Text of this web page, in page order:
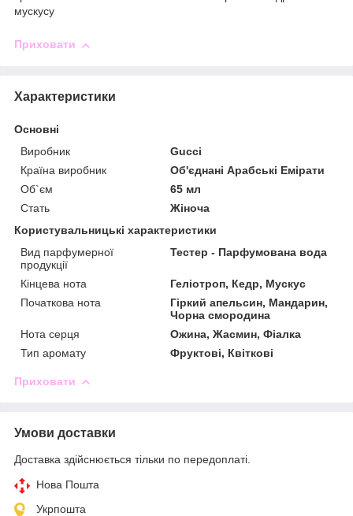
мускусу
Приховати
Характеристики
Основні
Виробник
Gucci
Країна виробник
Об'єднані Арабські Емірати
Об`єм
65 мл
Стать
Жіноча
Користувальницькі характеристики
Вид парфумерної
продукції
Тестер - Парфумована вода
Кінцева нота
Геліотроп, Кедр, Мускус
Початкова нота
Гіркий апельсин, Мандарин,
Чорна смородина
Нота серця
Ожина, Жасмин, Фіалка
Тип аромату
Фруктові, Квіткові
Приховати
Умови доставки
Доставка здійснюється тільки по передоплаті.
Нова Пошта
Укрпошта